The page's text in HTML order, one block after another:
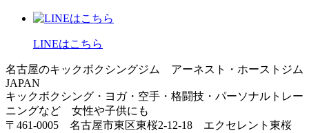
LINEはこちら
名古屋のキックボクシングジム アーネスト・ホーストジム
JAPAN
キックボクシング・ヨガ・空手・格闘技・パーソナルトレー
ニングなど 女性や子供にも
〒461-0005 名古屋市東区東桜2-12-18 エクセレント東桜